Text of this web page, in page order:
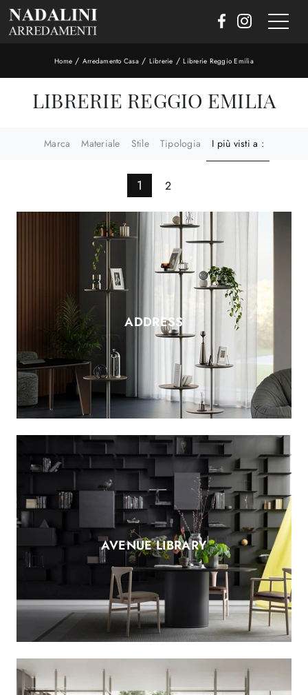
Home / Arredamento Casa/ Librerie /Librerie Reggio Emilia
LIBRERIE REGGIO EMILIA
Marca Materiale Stile Tipologia I più visti a :
1 2
ADDRESS
AVENUE LIBRARY